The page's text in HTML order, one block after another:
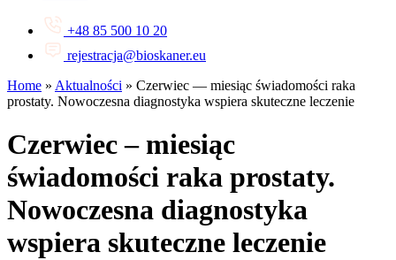
+48 85 500 10 20
rejestracja@bioskaner.eu
Home » Aktualności » Czerwiec — miesiąc świadomości raka
prostaty. Nowoczesna diagnostyka wspiera skuteczne leczenie
Czerwiec – miesiąc
świadomości raka prostaty.
Nowoczesna diagnostyka
wspiera skuteczne leczenie